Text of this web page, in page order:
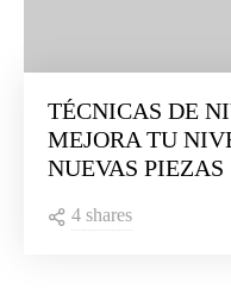
TÉCNICAS DE
MEJORA TU
NUEVAS PIEZAS
4 shares